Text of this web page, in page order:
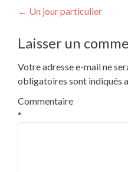
Navigation
de
l’article
← Un jour particulier
Laisser un
Votre adresse e-mail ne
obligatoires sont indiqués
Commentaire
*